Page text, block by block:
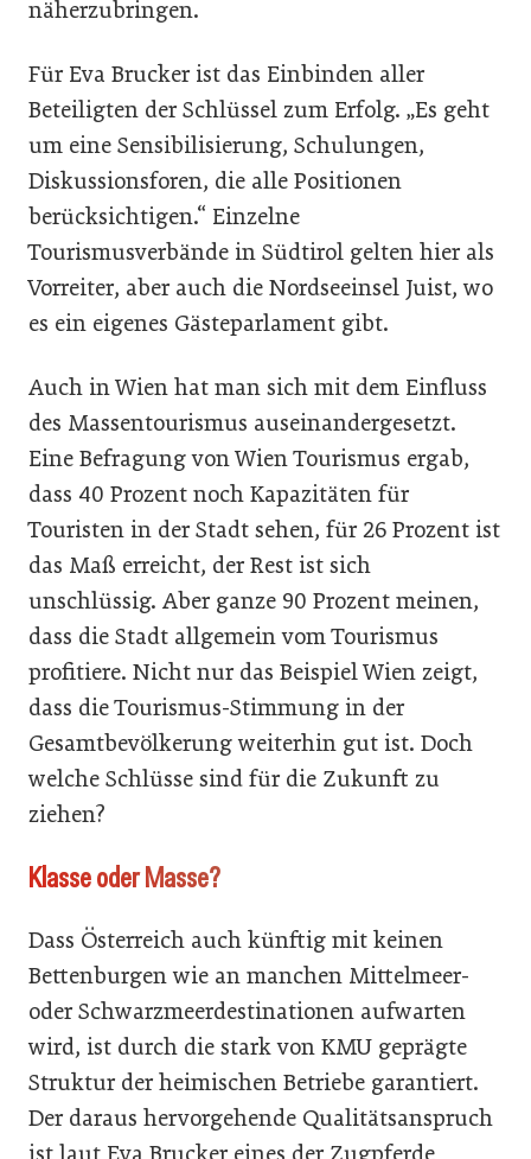
näherzubringen.
Für Eva Brucker ist das Einbinden aller
Beteiligten der Schlüssel zum Erfolg. „Es geht
um eine Sensibilisierung, Schulungen,
Diskussionsforen, die alle Positionen
berücksichtigen.“ Einzelne
Tourismusverbände in Südtirol gelten hier als
Vorreiter, aber auch die Nordseeinsel Juist, wo
es ein eigenes Gästeparlament gibt.
Auch in Wien hat man sich mit dem Einfluss
des Massentourismus auseinandergesetzt.
Eine Befragung von Wien Tourismus ergab,
dass 40 Prozent noch Kapazitäten für
Touristen in der Stadt sehen, für 26 Prozent ist
das Maß erreicht, der Rest ist sich
unschlüssig. Aber ganze 90 Prozent meinen,
dass die Stadt allgemein vom Tourismus
profitiere. Nicht nur das Beispiel Wien zeigt,
dass die Tourismus-Stimmung in der
Gesamtbevölkerung weiterhin gut ist. Doch
welche Schlüsse sind für die Zukunft zu
ziehen?
Klasse oder Masse?
Dass Österreich auch künftig mit keinen
Bettenburgen wie an manchen Mittelmeer-
oder Schwarzmeerdestinationen aufwarten
wird, ist durch die stark von KMU geprägte
Struktur der heimischen Betriebe garantiert.
Der daraus hervorgehende Qualitätsanspruch